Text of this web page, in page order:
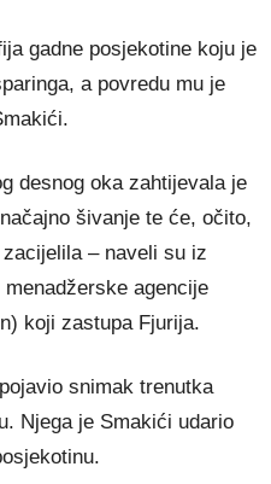
gadne posjekotine koju je
a povredu mu je
desnog oka zahtijevala je
šivanje te će, očito,
– naveli su iz
menadžerske agencije
koji zastupa Fjurija.
snimak trenutka
Njega je Smakići udario